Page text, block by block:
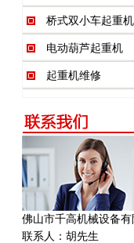
桥式双小车起重机
电动葫芦起重机
起重机维修
佛山市千高机械设备有
联系人：胡先生